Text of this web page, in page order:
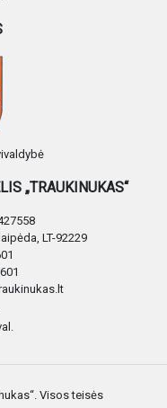
„TRAUKINUKAS“
LT-92229
Visos teisės